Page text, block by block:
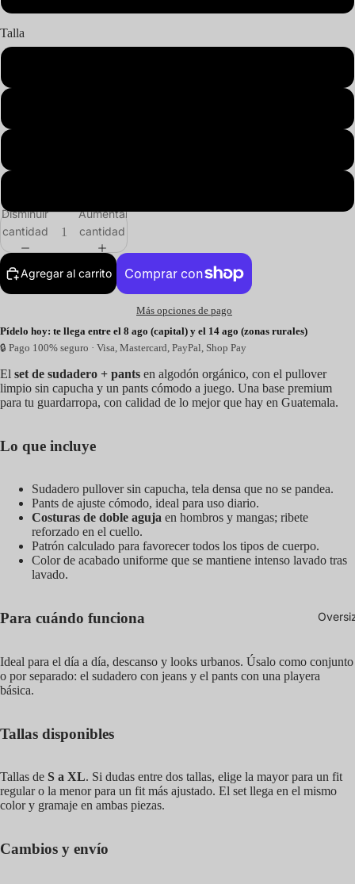
Talla
Disminuir
cantidad
Aumentar
cantidad
Agregar al carrito
Más opciones de pago
Pídelo hoy: te llega entre el 8 ago (capital) y el 14 ago (zonas rurales)
🔒 Pago 100% seguro · Visa, Mastercard, PayPal, Shop Pay
El set de sudadero + pants en algodón orgánico, con el pullover
limpio sin capucha y un pants cómodo a juego. Una base premium
para tu guardarropa, con calidad de lo mejor que hay en Guatemala.
Lo que incluye
Sudadero pullover sin capucha, tela densa que no se pandea.
Pants de ajuste cómodo, ideal para uso diario.
Costuras de doble aguja en hombros y mangas; ribete
reforzado en el cuello.
Patrón calculado para favorecer todos los tipos de cuerpo.
Color de acabado uniforme que se mantiene intenso lavado tras
lavado.
Para cuándo funciona
Ideal para el día a día, descanso y looks urbanos. Úsalo como conjunto
o por separado: el sudadero con jeans y el pants con una playera
básica.
Tallas disponibles
Tallas de S a XL. Si dudas entre dos tallas, elige la mayor para un fit
regular o la menor para un fit más ajustado. El set llega en el mismo
color y gramaje en ambas piezas.
Cambios y envío